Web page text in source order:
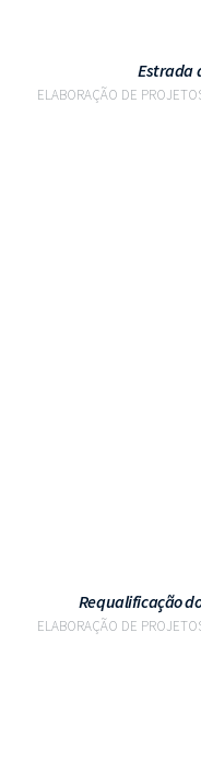
Estrada
ELABORAÇÃO DE
Requalificação
ELABORAÇÃO DE